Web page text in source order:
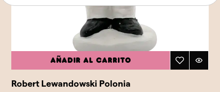
Añadir al carrito
Robert Lewandowski Polonia